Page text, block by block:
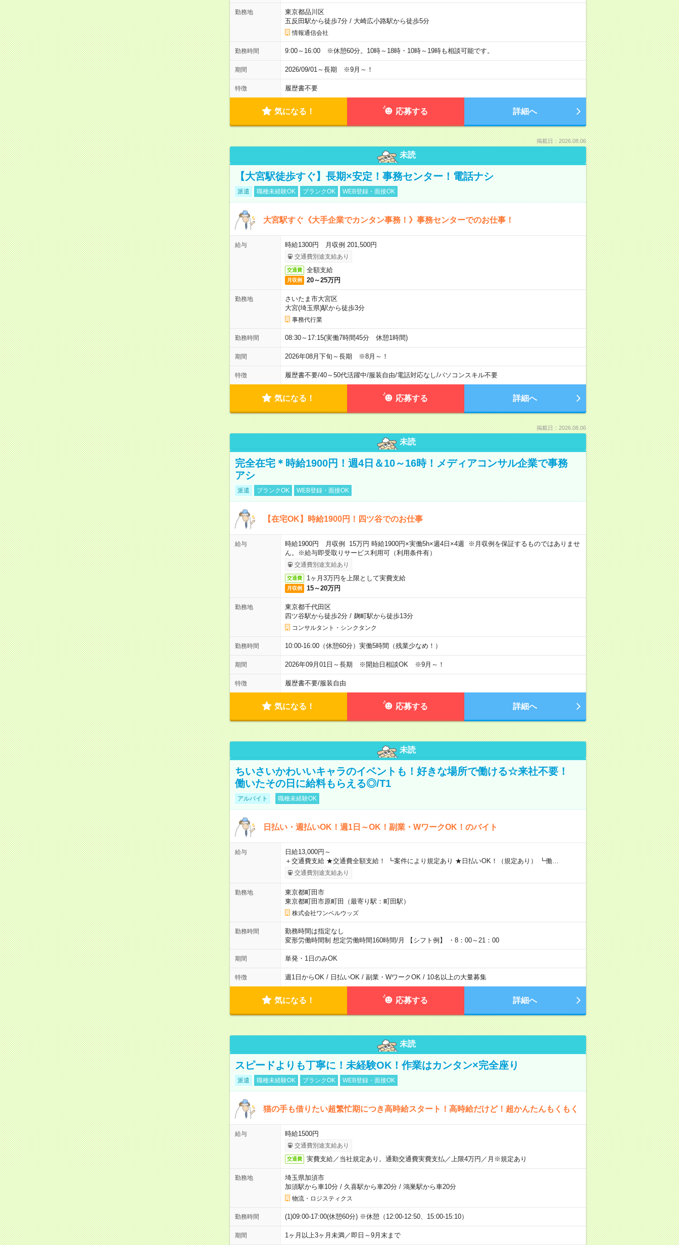
勤務地
東京都品川区
五反田駅から徒歩7分/ 大崎広小路駅から徒歩5分
情報通信会社
勤務時間 9:00～16:00 ※休憩60分。10時～18時・10時～19時も相談可能です。
期間 2026/09/01～長期 ※9月～！
特徴 履歴書不要
気になる！ 応募する 詳細へ
掲載日：2026.08.06
未読
【大宮駅徒歩すぐ】長期×安定！事務センター！電話ナシ
派遣 職種未経験OK ブランクOK WEB登録・面接OK
大宮駅すぐ《大手企業でカンタン事務！》事務センターでのお仕事！
給与 時給1300円 月収例 201,500円
交通費別途支給あり
交通費 全額支給
月収例 20～25万円
勤務地
さいたま市大宮区
大宮(埼玉県)駅から徒歩3分
事務代行業
勤務時間 08:30～17:15(実働7時間45分 休憩1時間)
期間 2026年08月下旬～長期 ※8月～！
特徴 履歴書不要/40～50代活躍中/服装自由/電話対応なし/パソコンスキル不要
気になる！ 応募する 詳細へ
掲載日：2026.08.06
未読
完全在宅＊時給1900円！週4日＆10～16時！メディアコンサル企業で事務
アシ
派遣 ブランクOK WEB登録・面接OK
【在宅OK】時給1900円！四ツ谷でのお仕事
給与
時給1900円 月収例 15万円 時給1900円×実働5h×週4日×4週 ※月収例を保証するものではありませ
ん。※給与即受取りサービス利用可（利用条件有）
交通費別途支給あり
交通費 1ヶ月3万円を上限として実費支給
月収例 15～20万円
勤務地
東京都千代田区
四ツ谷駅から徒歩2分/ 麹町駅から徒歩13分
コンサルタント・シンクタンク
勤務時間 10:00-16:00（休憩60分）実働5時間（残業少なめ！）
期間 2026年09月01日～長期 ※開始日相談OK ※9月～！
特徴 履歴書不要/服装自由
気になる！ 応募する 詳細へ
未読
ちいさいかわいいキャラのイベントも！好きな場所で働ける☆来社不要！
働いたその日に給料もらえる◎/T1
アルバイト 職種未経験OK
日払い・週払いOK！週1日～OK！副業・WワークOK！のバイト
給与
日給13,000円～
＋交通費支給 ★交通費全額支給！ ┗案件により規定あり ★日払いOK！（規定あり） ┗働…
交通費別途支給あり
勤務地
東京都町田市
東京都町田市原町田（最寄り駅：町田駅）
株式会社ワンベルウッズ
勤務時間
勤務時間は指定なし
変形労働時間制 想定労働時間160時間/月 【シフト例】 ・8：00～21：00
期間 単発・1日のみOK
特徴 週1日からOK / 日払いOK / 副業・WワークOK / 10名以上の大量募集
気になる！ 応募する 詳細へ
未読
スピードよりも丁寧に！未経験OK！作業はカンタン×完全座り
派遣 職種未経験OK ブランクOK WEB登録・面接OK
猫の手も借りたい超繁忙期につき高時給スタート！高時給だけど！超かんたんもくもく
給与 時給1500円
交通費別途支給あり
交通費 実費支給／当社規定あり。通勤交通費実費支払／上限4万円／月※規定あり
勤務地
埼玉県加須市
加須駅から車10分/ 久喜駅から車20分/ 鴻巣駅から車20分
物流・ロジスティクス
勤務時間 (1)09:00-17:00(休憩60分) ※休憩（12:00-12:50、15:00-15:10）
期間 1ヶ月以上3ヶ月未満／即日～9月末まで